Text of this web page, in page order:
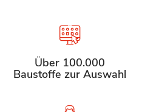
Über 100.000
Baustoffe zur Auswahl